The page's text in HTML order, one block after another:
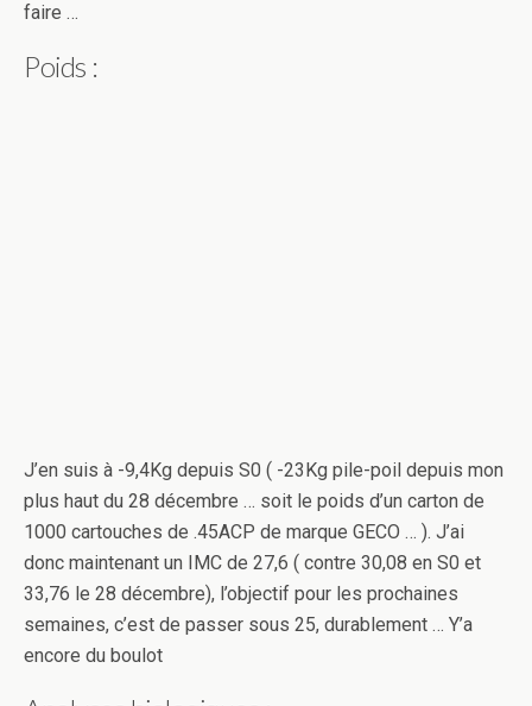
faire …
Poids :
J’en suis à -9,4Kg depuis S0 ( -23Kg pile-poil depuis mon
plus haut du 28 décembre … soit le poids d’un carton de
1000 cartouches de .45ACP de marque GECO … ). J’ai
donc maintenant un IMC de 27,6 ( contre 30,08 en S0 et
33,76 le 28 décembre), l’objectif pour les prochaines
semaines, c’est de passer sous 25, durablement … Y’a
encore du boulot